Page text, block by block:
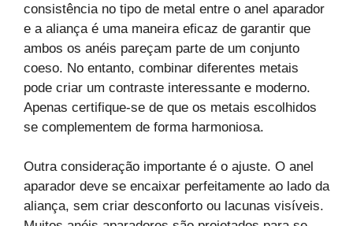
consistência no tipo de metal entre o anel aparador
e a aliança é uma maneira eficaz de garantir que
ambos os anéis pareçam parte de um conjunto
coeso. No entanto, combinar diferentes metais
pode criar um contraste interessante e moderno.
Apenas certifique-se de que os metais escolhidos
se complementem de forma harmoniosa.
Outra consideração importante é o ajuste. O anel
aparador deve se encaixar perfeitamente ao lado da
aliança, sem criar desconforto ou lacunas visíveis.